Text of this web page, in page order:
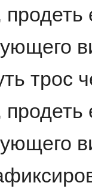
продеть
трос
продеть